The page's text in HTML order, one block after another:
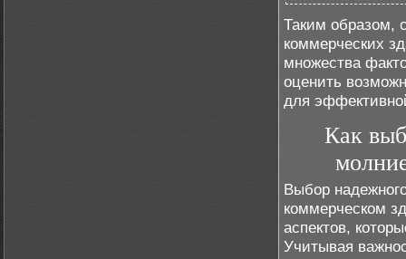
Таким образом,
коммерческих
множества
оценить
для
Как
Выбор
коммерческом
аспектов,
Учитывая